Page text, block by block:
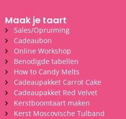
Maak je taart
Sales/Opruiming
Cadeaubon
Online Workshop
Benodigde tabellen
How to Candy Melts
Cadeaupakket Carrot Cake
Cadeaupakket Red Velvet
Kerstboomtaart maken
Kerst Moscovische Tulband